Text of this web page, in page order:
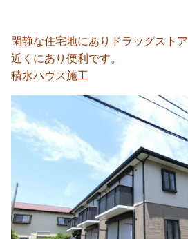
閑静な住宅地にありドラッグスト
近くにあり便利です。
積水ハウス施工